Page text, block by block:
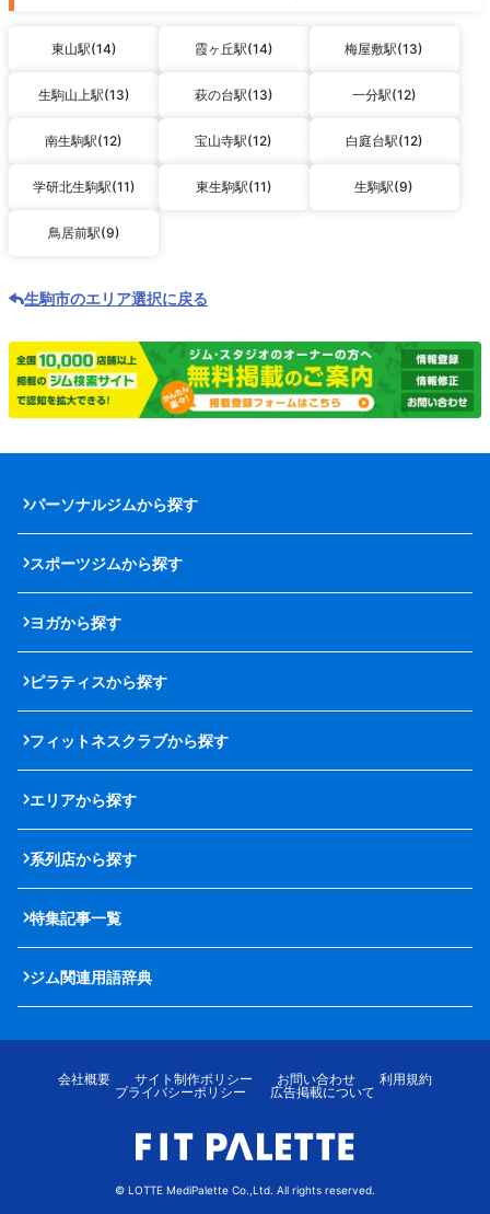
東山駅(14) 霞ヶ丘駅(14) 梅屋敷駅(13)
生駒山上駅(13) 萩の台駅(13) 一分駅(12)
南生駒駅(12) 宝山寺駅(12) 白庭台駅(12)
学研北生駒駅(11) 東生駒駅(11) 生駒駅(9)
鳥居前駅(9)
生駒市のエリア選択に戻る
パーソナルジムから探す
スポーツジムから探す
ヨガから探す
ピラティスから探す
フィットネスクラブから探す
エリアから探す
系列店から探す
特集記事一覧
ジム関連用語辞典
会社概要 サイト制作ポリシー お問い合わせ
利用規約
プライバシーポリシー
広告掲載について
© LOTTE MediPalette Co.,Ltd. All rights reserved.